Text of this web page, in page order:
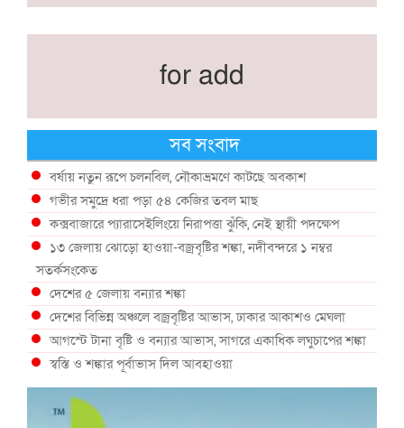
for add
সব সংবাদ
বর্ষায় নতুন রূপে চলনবিল, নৌকাভ্রমণে কাটছে অবকাশ
গভীর সমুদ্রে ধরা পড়া ৫৪ কেজির তবল মাছ
কক্সবাজারে প্যারাসেইলিংয়ে নিরাপত্তা ঝুঁকি, নেই স্থায়ী পদক্ষেপ
১৩ জেলায় ঝোড়ো হাওয়া-বজ্রবৃষ্টির শঙ্কা, নদীবন্দরে ১ নম্বর
সতর্কসংকেত
দেশের ৫ জেলায় বন্যার শঙ্কা
দেশের বিভিন্ন অঞ্চলে বজ্রবৃষ্টির আভাস, ঢাকার আকাশও মেঘলা
আগস্টে টানা বৃষ্টি ও বন্যার আভাস, সাগরে একাধিক লঘুচাপের শঙ্কা
স্বস্তি ও শঙ্কার পূর্বাভাস দিল আবহাওয়া
সৌদির নেতৃত্বে নতুন সামুদ্রিক প্রতিরক্ষা জোটে বাংলাদেশ
ইউরোপে দাবানল: আকাশে উড়ছে আগুন নেভানোর বিমান